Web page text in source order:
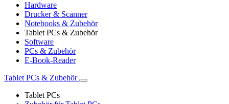
Hardware
Drucker & Scanner
Notebooks & Zubehör
Tablet PCs & Zubehör
Software
PCs & Zubehör
E-Book-Reader
Tablet PCs & Zubehör
Tablet PCs